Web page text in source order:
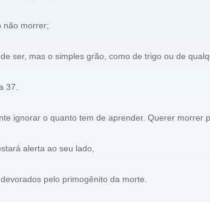
não morrer;
ser, mas o simples grão, como de trigo ou de
37.
ignorar o quanto tem de aprender. Querer morrer
alerta ao seu lado,
pelo primogênito da morte.